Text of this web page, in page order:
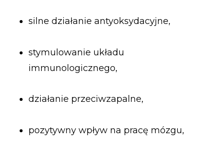
silne działanie antyoksydacyjne,
stymulowanie układu
immunologicznego,
działanie przeciwzapalne,
pozytywny wpływ na pracę mózgu,